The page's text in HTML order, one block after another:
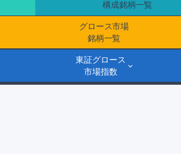
構成銘柄一覧
グロース市場
銘柄一覧
東証グロース
市場指数